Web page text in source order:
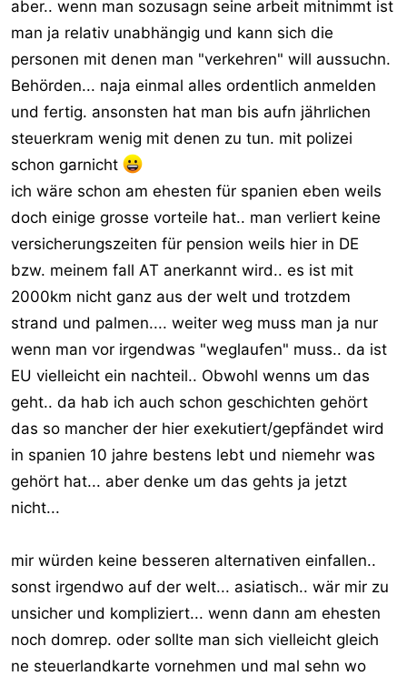
aber.. wenn man sozusagn seine arbeit mitnimmt ist
man ja relativ unabhängig und kann sich die
personen mit denen man "verkehren" will aussuchn.
Behörden... naja einmal alles ordentlich anmelden
und fertig. ansonsten hat man bis aufn jährlichen
steuerkram wenig mit denen zu tun. mit polizei
schon garnicht
ich wäre schon am ehesten für spanien eben weils
doch einige grosse vorteile hat.. man verliert keine
versicherungszeiten für pension weils hier in DE
bzw. meinem fall AT anerkannt wird.. es ist mit
2000km nicht ganz aus der welt und trotzdem
strand und palmen.... weiter weg muss man ja nur
wenn man vor irgendwas "weglaufen" muss.. da ist
EU vielleicht ein nachteil.. Obwohl wenns um das
geht.. da hab ich auch schon geschichten gehört
das so mancher der hier exekutiert/gepfändet wird
in spanien 10 jahre bestens lebt und niemehr was
gehört hat... aber denke um das gehts ja jetzt
nicht...
mir würden keine besseren alternativen einfallen..
sonst irgendwo auf der welt... asiatisch.. wär mir zu
unsicher und kompliziert... wenn dann am ehesten
noch domrep. oder sollte man sich vielleicht gleich
ne steuerlandkarte vornehmen und mal sehn wo